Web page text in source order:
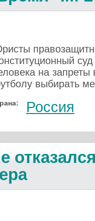
на
выбирать
Россия